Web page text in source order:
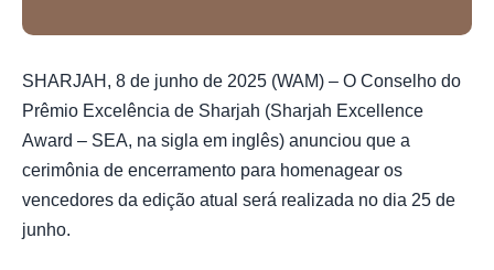
SHARJAH, 8 de junho de 2025 (WAM) – O Conselho do
Prêmio Excelência de Sharjah (Sharjah Excellence
Award – SEA, na sigla em inglês) anunciou que a
cerimônia de encerramento para homenagear os
vencedores da edição atual será realizada no dia 25 de
junho.